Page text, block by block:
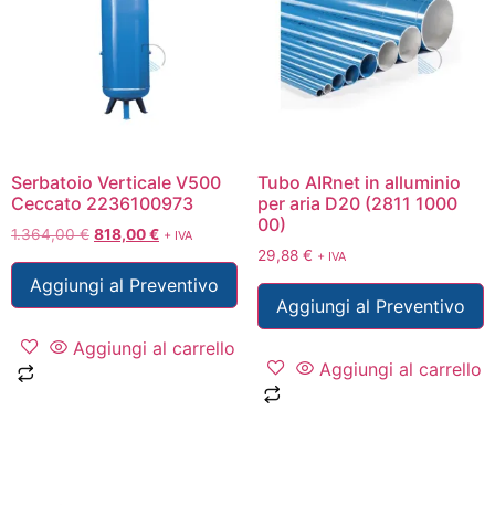
Serbatoio Verticale V500
Ceccato 2236100973
1.364,00€ 818,00€ + IVA
Aggiungi al Preventivo
Aggiungi al carrello
Tubo AIRnet in alluminio
per aria D20 (2811 1000
00)
29,88 € + IVA
Aggiungi al Preventivo
Aggiungi al carrello